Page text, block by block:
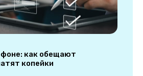
как обещают
копейки